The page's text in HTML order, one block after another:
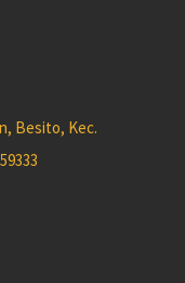
Besito, Kec.